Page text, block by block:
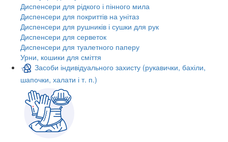
Диспенсери для рідкого і пінного мила
Диспенсери для покриттів на унітаз
Диспенсери для рушників і сушки для рук
Диспенсери для серветок
Диспенсери для туалетного паперу
Урни, кошики для сміття
Засоби індивідуального захисту (рукавички, бахіли,
шапочки, халати і т. п.)